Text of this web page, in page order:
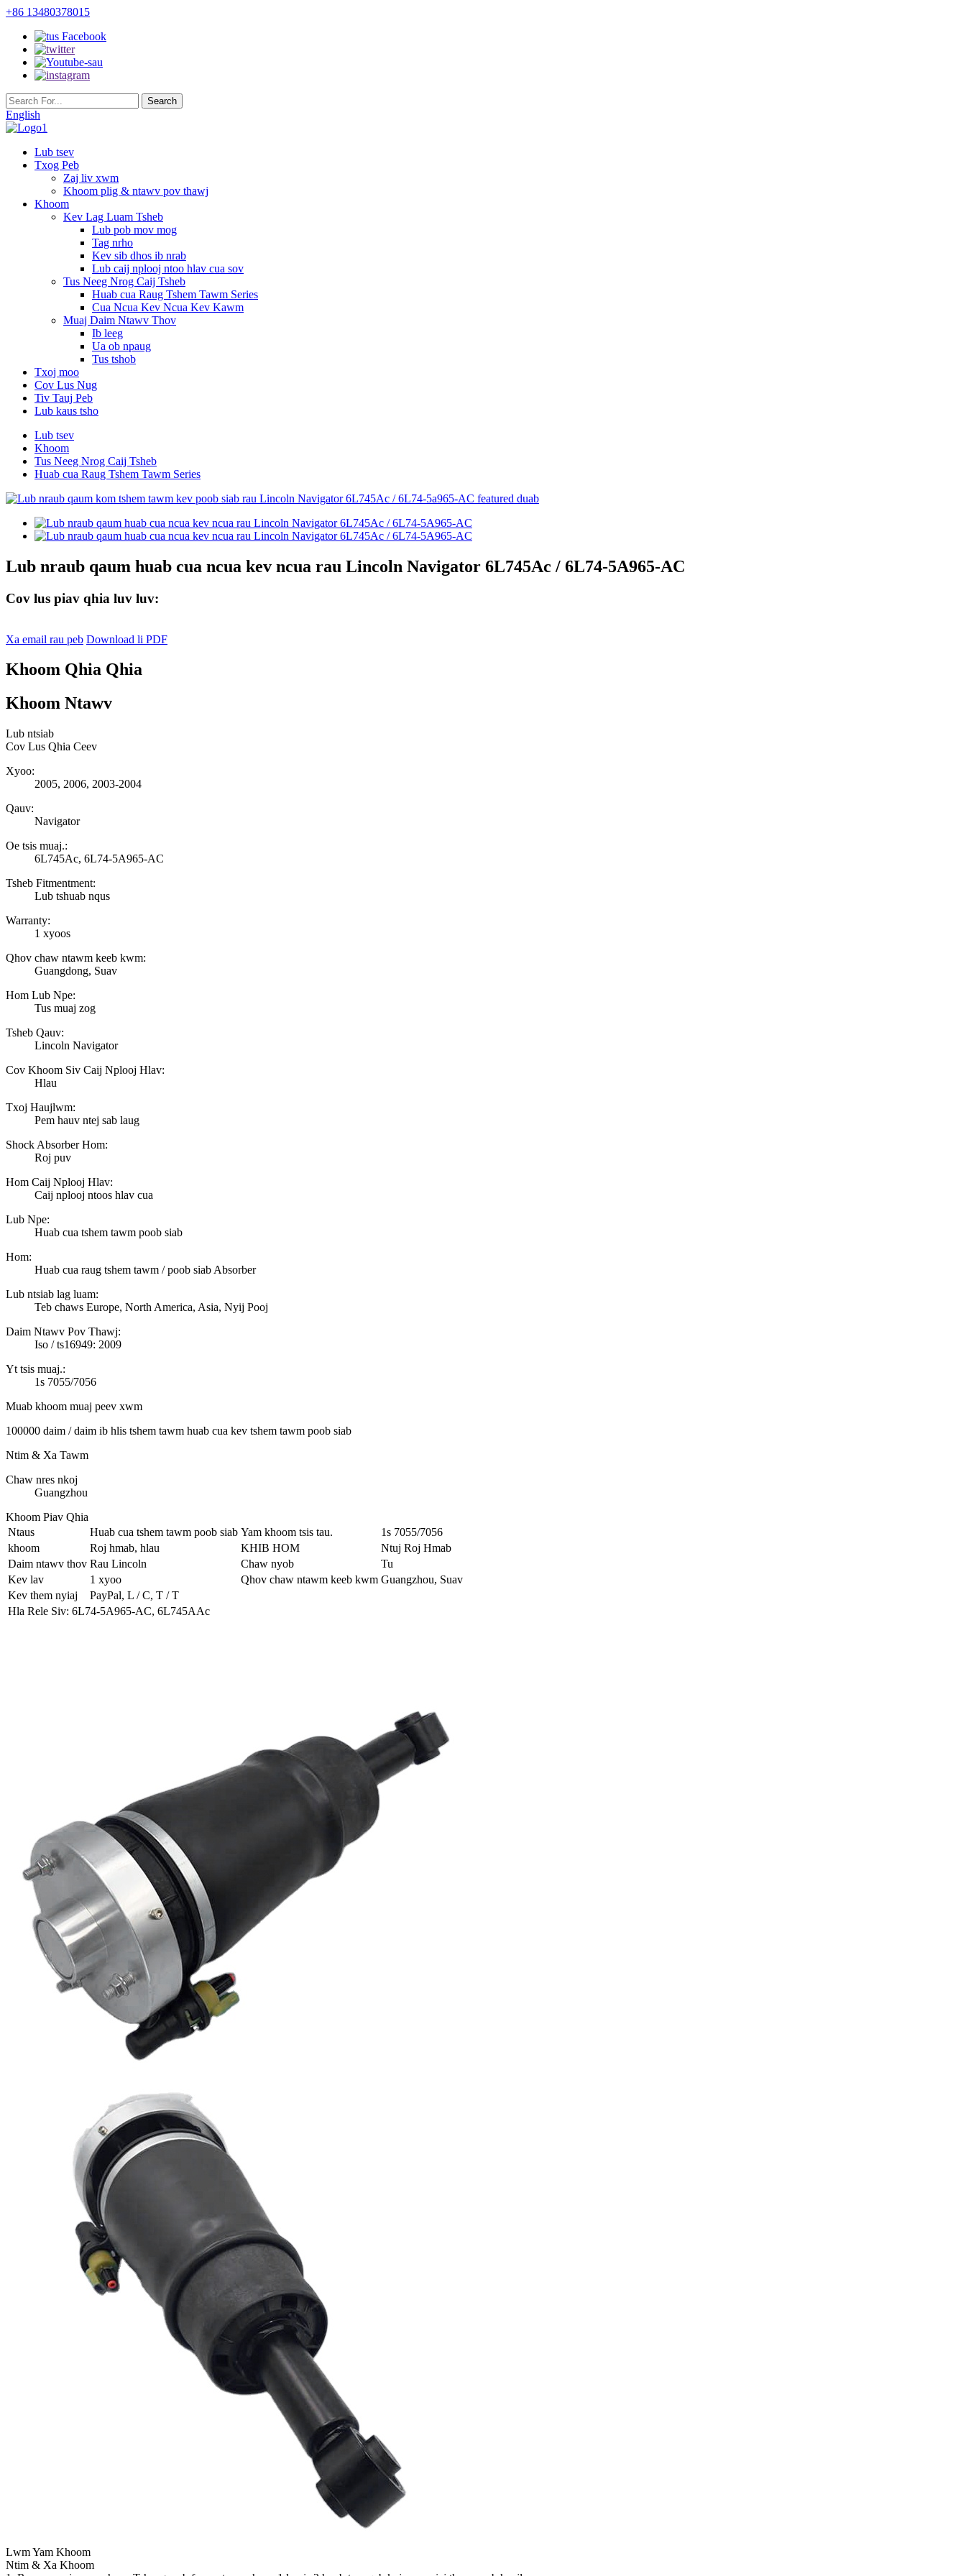
+86 13480378015
English
Lub tsev
Txog Peb
Zaj liv xwm
Khoom plig & ntawv pov thawj
Khoom
Kev Lag Luam Tsheb
Lub pob mov mog
Tag nrho
Kev sib dhos ib nrab
Lub caij nplooj ntoo hlav cua sov
Tus Neeg Nrog Caij Tsheb
Huab cua Raug Tshem Tawm Series
Cua Ncua Kev Ncua Kev Kawm
Muaj Daim Ntawv Thov
Ib leeg
Ua ob npaug
Tus tshob
Txoj moo
Cov Lus Nug
Tiv Tauj Peb
Lub kaus tsho
Lub tsev
Khoom
Tus Neeg Nrog Caij Tsheb
Huab cua Raug Tshem Tawm Series
Lub nraub qaum huab cua ncua kev ncua rau Lincoln Navigator 6L745Ac / 6L74-5A965-AC
Cov lus piav qhia luv luv:
Xa email rau peb Download li PDF
Khoom Qhia Qhia
Khoom Ntawv
Lub ntsiab
Cov Lus Qhia Ceev
Xyoo:
2005, 2006, 2003-2004
Qauv:
Navigator
Oe tsis muaj.:
6L745Ac, 6L74-5A965-AC
Tsheb Fitmentment:
Lub tshuab nqus
Warranty:
1 xyoos
Qhov chaw ntawm keeb kwm:
Guangdong, Suav
Hom Lub Npe:
Tus muaj zog
Tsheb Qauv:
Lincoln Navigator
Cov Khoom Siv Caij Nplooj Hlav:
Hlau
Txoj Haujlwm:
Pem hauv ntej sab laug
Shock Absorber Hom:
Roj puv
Hom Caij Nplooj Hlav:
Caij nplooj ntoos hlav cua
Lub Npe:
Huab cua tshem tawm poob siab
Hom:
Huab cua raug tshem tawm / poob siab Absorber
Lub ntsiab lag luam:
Teb chaws Europe, North America, Asia, Nyij Pooj
Daim Ntawv Pov Thawj:
Iso / ts16949: 2009
Yt tsis muaj.:
1s 7055/7056
Muab khoom muaj peev xwm
100000 daim / daim ib hlis tshem tawm huab cua kev tshem tawm poob siab
Ntim & Xa Tawm
Chaw nres nkoj
Guangzhou
Khoom Piav Qhia
Ntaus
Huab cua tshem tawm poob siab Yam khoom tsis tau.
1s 7055/7056
khoom
Roj hmab, hlau KHIB HOM
Ntuj Roj Hmab
Daim ntawv thov Rau Lincoln Chaw nyob
Tu
Kev lav
1 xyoo Qhov chaw ntawm keeb kwm Guangzhou, Suav
Kev them nyiaj
PayPal, L / C, T / T
Hla Rele Siv: 6L74-5A965-AC, 6L745AAc
Lwm Yam Khoom
Ntim & Xa Khoom